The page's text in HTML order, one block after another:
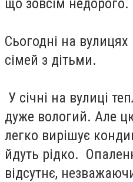
що зовсім недорого.
Сьогодні на вулицях
сімей з дітьми.
У січні на вулиці
дуже вологий. Але
легко вирішує
йдуть рідко.
відсутнє,